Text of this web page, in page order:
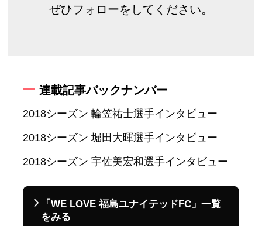
ぜひフォローをしてください。
連載記事バックナンバー
2018シーズン 輪笠祐士選手インタビュー
2018シーズン 堀田大暉選手インタビュー
2018シーズン 宇佐美宏和選手インタビュー
「WE LOVE 福島ユナイテッドFC」一覧
をみる